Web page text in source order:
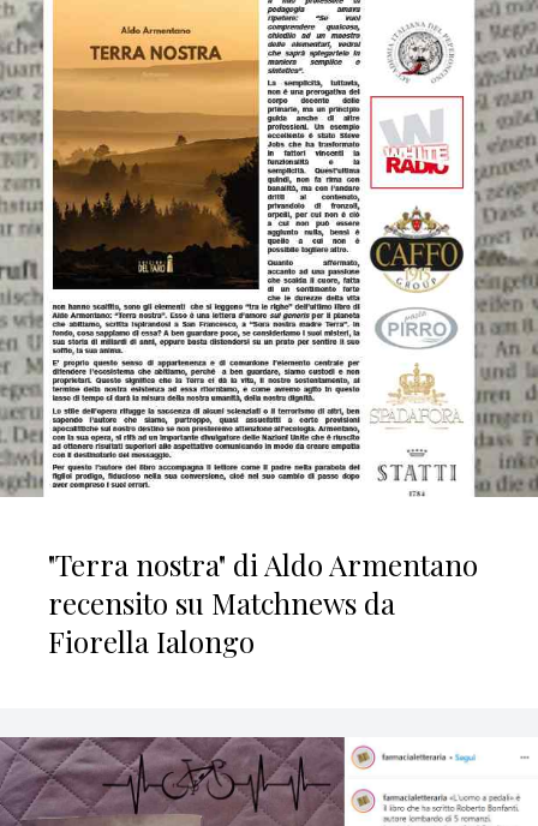
"Terra nostra" di Aldo Armentano
recensito su Matchnews da
Fiorella Ialongo